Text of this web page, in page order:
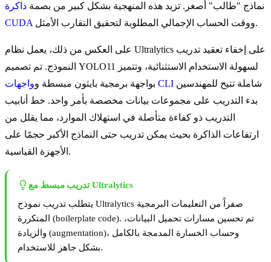
نماذج "طالب" أصغر. تزيد هذه المنهجية بشكل كبير من بصمة ذاكرة
CUDA
ووقت الحساب الإجمالي المطلوبة لتحقيق التقارب الأمثل.
على العكس من ذلك، يعمل نظام Ultralytics على إخفاء تعقيد تدريب
النموذج. تم تصميم YOLO11 لسهولة الاستخدام الاستثنائية، وتتميز
بواجهة برمجية بايثون مبسطة و واجهات CLI
بدء التدريب على مجموعات بيانات مخصصة بأمر واحد. خط أنابيب
التدريب ذو كفاءة متأصلة في استهلاك الموارد، مما يقلل من
ارتفاعات الذاكرة بحيث يمكن تدريب حتى النماذج الأكبر حجمًا على
الأجهزة القياسية.
تدريب مبسط مع Ultralytics
يتطلب تدريب نموذج Ultralytics صفراً من التعليمات البرمجية
المتكررة (boilerplate code). تم تحسين مسارات تحميل البيانات،
والزيادة (augmentation)، وحساب الخسارة المدمجة بالكامل
بشكل جاهز للاستخدام.